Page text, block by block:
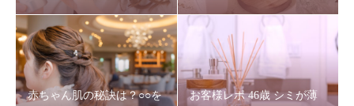
赤ちゃん肌の秘訣は？○○を
お客様レポ 46歳 シミが薄